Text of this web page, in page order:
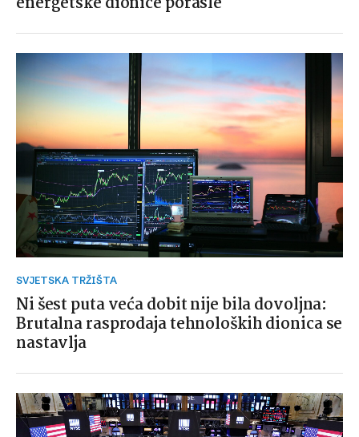
SVJETSKA TRŽIŠTA
Ni šest puta veća dobit nije bila dovoljna:
Brutalna rasprodaja tehnoloških dionica se
nastavlja